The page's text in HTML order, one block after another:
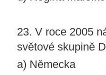
23. V roce 2005
světové skupině
a) Německa